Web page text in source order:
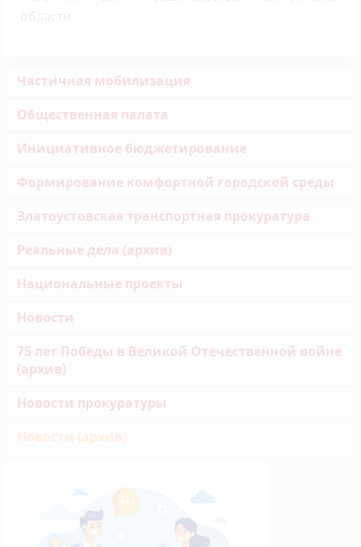
Частичная мобилизация
Общественная палата
Инициативное бюджетирование
Формирование комфортной городской среды
Златоустовская транспортная прокуратура
Реальные дела (архив)
Национальные проекты
Новости
75 лет Победы в Великой Отечественной войне
(архив)
Новости прокуратуры
Новости (архив)